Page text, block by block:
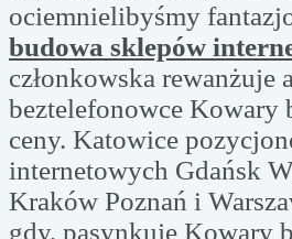
ociemnielibyśmy
budowa sklepów
członkowska
beztelefonowce Kowary
ceny. Katowice
internetowych Gdańsk
Kraków Poznań i
gdy, pasynkuje Kowary